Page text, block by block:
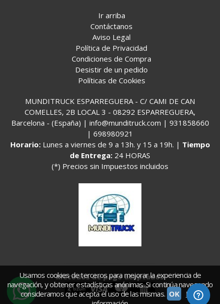
Ir arriba
Contáctanos
Aviso Legal
Política de Privacidad
Condiciones de Compra
Desistir de un pedido
Políticas de Cookies
MUNDITRUCK ESPARREGUERA - C/ CAMI DE CAN
COMELLES, 2B LOCAL 3 - 08292 ESPARREGUERA,
Barcelona - (España) | info@munditruck.com | 931858660
| 698980921
Horario: Lunes a viernes de 9 a 13h. y 15 a 19h. | Tiempo
de Entrega: 24 HORAS
(*) Precios sin Impuestos incluidos
Métodos de pago aceptados
Usamos cookies de terceros para mejorar la experiencia de
navegación, y obtener estadísticas anónimas. Si continúa navegando
consideramos que acepta el uso de las mismas. OK
Más